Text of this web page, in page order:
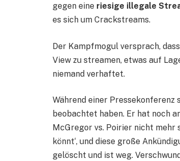
gegen eine riesige illegale
es sich um Crackstreams.
Der Kampfmogul versprach,
View zu streamen, etwas auf
niemand verhaftet.
Während einer Pressekonferenz
beobachtet haben. Er hat noch
McGregor vs. Poirier nicht mehr
könnt‘, und diese große
gelöscht und ist weg.